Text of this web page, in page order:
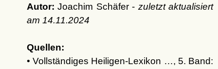
Autor: Joachim Schäfer - zuletzt aktualisiert
am 14.11.2024
Quellen:
• Vollständiges Heiligen-Lexikon …, 5. Band: